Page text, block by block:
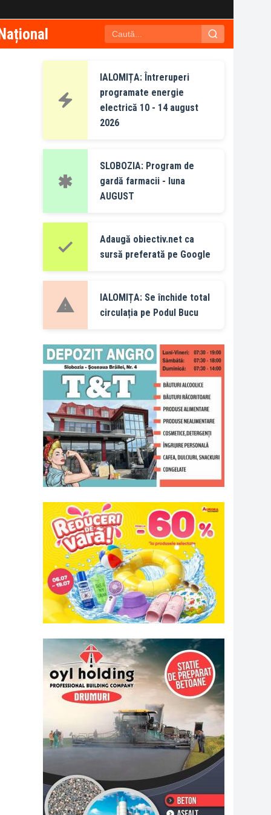
IALOMIȚA: Întreruperi
programate energie
electrică 10 - 14 august
2026
SLOBOZIA: Program de
gardă farmacii - luna
AUGUST
Adaugă obiectiv.net ca
sursă preferată pe Google
IALOMIȚA: Se închide total
circulația pe Podul Bucu